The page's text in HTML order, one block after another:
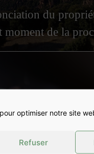
optimiser notre site
Refuser
du
moment de la